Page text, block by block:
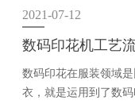
2021-07-12
数码印花机工艺
数码印花在服装领域
衣，就是运用到了数码